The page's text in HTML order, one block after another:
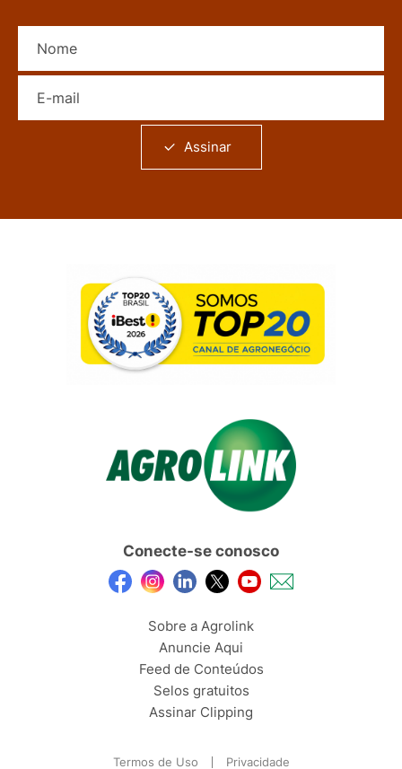
Assinar
Conecte-se conosco
Sobre a Agrolink
Anuncie Aqui
Feed de Conteúdos
Selos gratuitos
Assinar Clipping
Termos de Uso Privacidade